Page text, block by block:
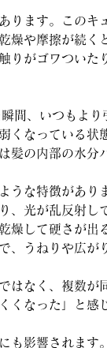
ります。この
燥や摩擦が続
りがゴワつい
間、いつもよ
くなっている状
髪の内部の水分
うな特徴があり
、光が乱反射し
燥して硬さが出
、うねりや広が
はなく、複数
くなった」と感
も影響されま